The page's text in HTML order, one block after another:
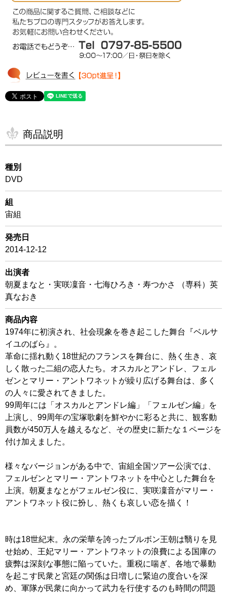
商品説明
種別
DVD
組
宙組
発売日
2014-12-12
出演者
朝夏まなと・実咲凜音・七海ひろき・寿つかさ （専科）英
真なおき
商品内容
1974年に初演され、社会現象を巻き起こした舞台『ベルサ
イユのばら』。
革命に揺れ動く18世紀のフランスを舞台に、熱く生き、哀
しく散った二組の恋人たち。オスカルとアンドレ、フェル
ゼンとマリー・アントワネットが繰り広げる舞台は、多く
の人々に愛されてきました。
99周年には「オスカルとアンドレ編」「フェルゼン編」を
上演し、99周年の宝塚歌劇を鮮やかに彩ると共に、観客動
員数が450万人を越えるなど、その歴史に新たな１ページを
付け加えました。
様々なバージョンがある中で、宙組全国ツアー公演では、
フェルゼンとマリー・アントワネットを中心とした舞台を
上演。朝夏まなとがフェルゼン役に、実咲凜音がマリー・
アントワネット役に扮し、熱くも哀しい恋を描く！
時は18世紀末。永の栄華を誇ったブルボン王朝は翳りを見
せ始め、王妃マリー・アントワネットの浪費による国庫の
疲弊は深刻な事態に陥っていた。重税に喘ぎ、各地で暴動
を起こす民衆と宮廷の関係は日増しに緊迫の度合いを深
め、軍隊が民衆に向かって武力を行使するのも時間の問題